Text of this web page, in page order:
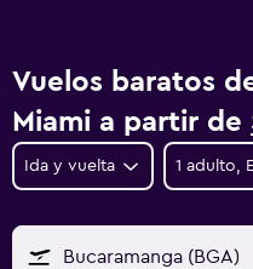
Vuelos baratos
Miami a partir de
Ida y vuelta 1 adulto,
Bucaramanga (BGA)